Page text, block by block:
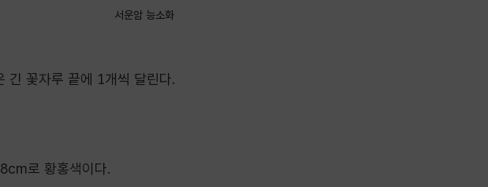
서운암 능소화
긴 꽃자루 끝에 1개씩 달린다.
로 황홍색이다.